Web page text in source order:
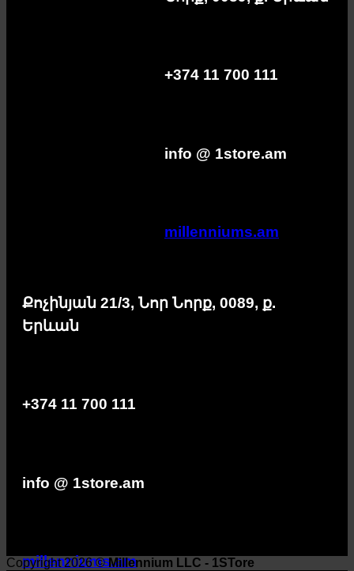
+374 11 700 111
info @ 1store.am
millenniums.am
Քոչինյան 21/3, Նոր Նորք, 0089, ք.
Երևան
+374 11 700 111
info @ 1store.am
millenniums.am
Copyright 2026 ©Millennium LLC - 1STore